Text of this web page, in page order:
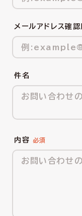
メールアドレス確認
件名
内容